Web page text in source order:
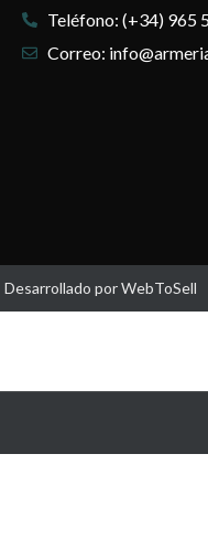
Teléfono: (+34) 965
Correo:
Desarrollado por WebToSell